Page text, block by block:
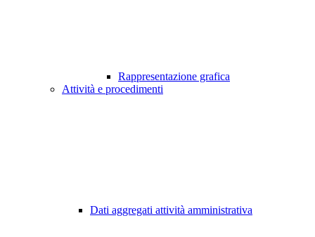
Rappresentazione grafica
Attività e procedimenti
Dati aggregati attività amministrativa